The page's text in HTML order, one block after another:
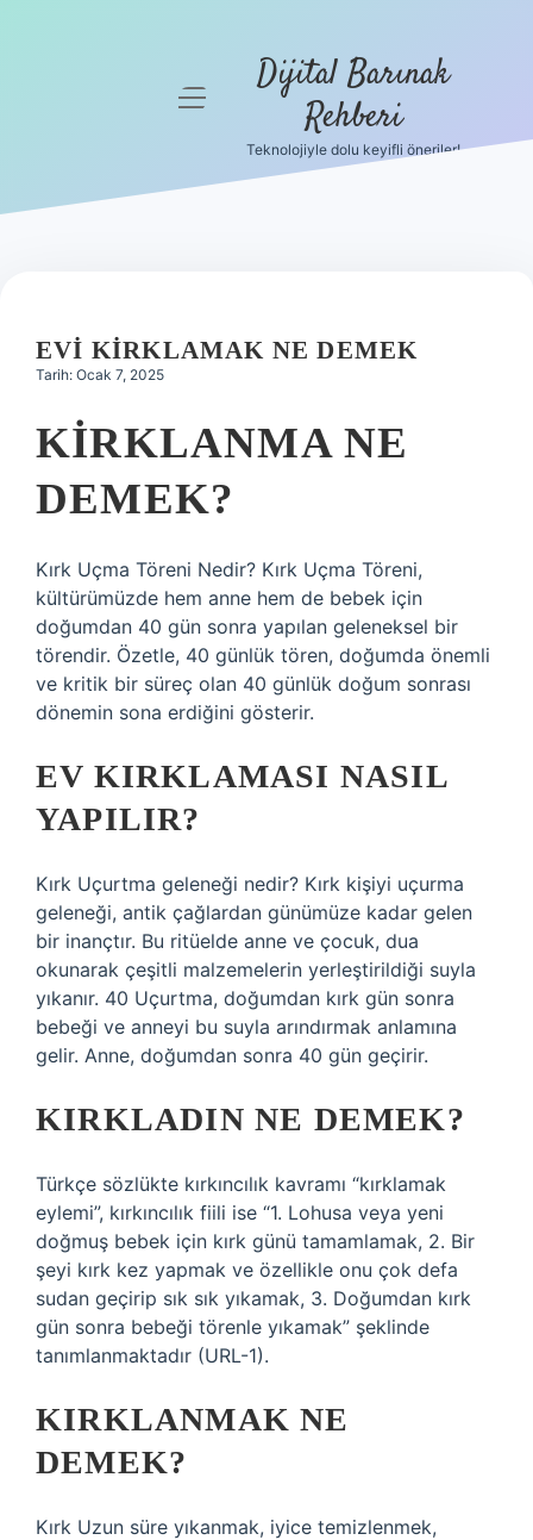
Hakkımızda
menüyü
Dijital Barınak
Rehberi
Teknolojiyle dolu keyifli öneriler!
EVI KIRKLAMAK NE DEMEK
Tarih: Ocak 7, 2025
KIRKLANMA NE
DEMEK?
Kırk Uçma Töreni Nedir? Kırk Uçma Töreni,
kültürümüzde hem anne hem de bebek için
doğumdan 40 gün sonra yapılan geleneksel bir
törendir. Özetle, 40 günlük tören, doğumda önemli
ve kritik bir süreç olan 40 günlük doğum sonrası
dönemin sona erdiğini gösterir.
EV KIRKLAMASI NASIL
YAPILIR?
Kırk Uçurtma geleneği nedir? Kırk kişiyi uçurma
geleneği, antik çağlardan günümüze kadar gelen
bir inançtır. Bu ritüelde anne ve çocuk, dua
okunarak çeşitli malzemelerin yerleştirildiği suyla
yıkanır. 40 Uçurtma, doğumdan kırk gün sonra
bebeği ve anneyi bu suyla arındırmak anlamına
gelir. Anne, doğumdan sonra 40 gün geçirir.
KIRKLADIN NE DEMEK?
Türkçe sözlükte kırkıncılık kavramı “kırklamak
eylemi”, kırkıncılık fiili ise “1. Lohusa veya yeni
doğmuş bebek için kırk günü tamamlamak, 2. Bir
şeyi kırk kez yapmak ve özellikle onu çok defa
sudan geçirip sık sık yıkamak, 3. Doğumdan kırk
gün sonra bebeği törenle yıkamak” şeklinde
tanımlanmaktadır (URL-1).
KIRKLANMAK NE
DEMEK?
Kırk Uzun süre yıkanmak, iyice temizlenmek,